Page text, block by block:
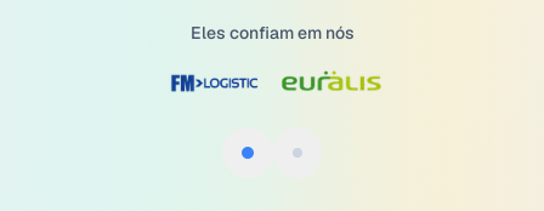
Eles confiam em nós